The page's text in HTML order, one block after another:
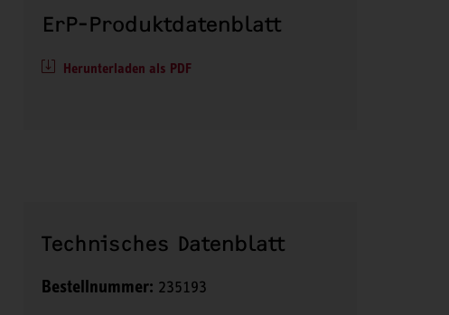
ErP-Produktdatenblatt
Herunterladen als PDF
Technisches Datenblatt
Bestellnummer: 235193